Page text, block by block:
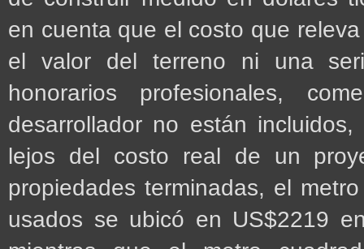
en cuenta que el costo que
el valor del terreno ni una
honorarios profesionales,
desarrollador no están
lejos del costo real de un
propiedades terminadas, el
usados se ubicó en US$2219